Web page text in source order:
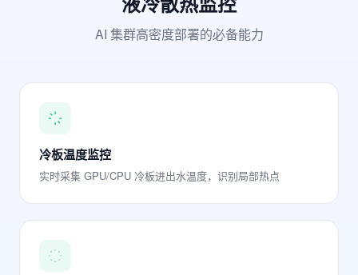
AI 集群高密度部署的必备能力
冷板温度监控
实时采集 GPU/CPU 冷板进出水温度，识别局部热点